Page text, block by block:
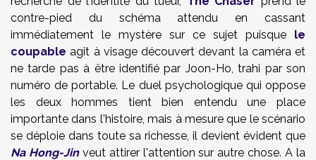
contre-pied du schéma attendu en cassant
immédiatement le mystère sur ce sujet puisque le
coupable agit à visage découvert devant la caméra et
ne tarde pas à être identifié par Joon-Ho, trahi par son
numéro de portable. Le duel psychologique qui oppose
les deux hommes tient bien entendu une place
importante dans l'histoire, mais à mesure que le scénario
se déploie dans toute sa richesse, il devient évident que
Na Hong-Jinveut attirer l'attention sur autre chose. A la